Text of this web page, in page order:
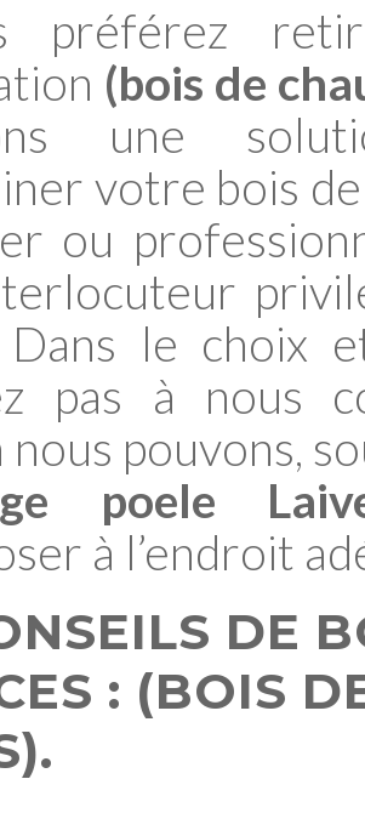
préférez
(bois de
une
votre bois
ou
le choix
pas à nous
nous pouvons,
poele
à l’endroit
DE
: (BOIS
.